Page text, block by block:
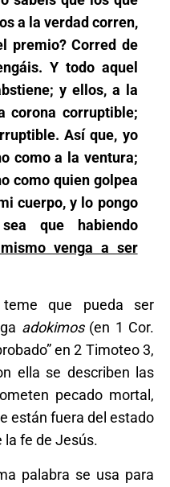
a la verdad corren,
premio? Corred de
Y todo aquel
y ellos, a la
corona corruptible;
Así que, yo
como a la ventura;
como quien golpea
cuerpo, y lo pongo
que habiendo
venga a ser
que pueda ser
adokimos(en 1 Cor.
en 2 Timoteo 3,
ella se describen las
pecado mortal,
están fuera del estado
fe de Jesús.
palabra se usa para